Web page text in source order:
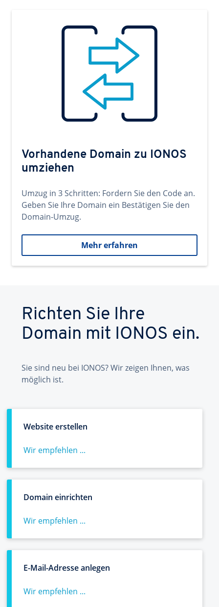
Vorhandene Domain zu IONOS
umziehen
Umzug in 3 Schritten: Fordern Sie den Code an.
Geben Sie Ihre Domain ein Bestätigen Sie den
Domain-Umzug.
Mehr erfahren
Richten Sie Ihre
Domain mit IONOS ein.
Sie sind neu bei IONOS? Wir zeigen Ihnen, was
möglich ist.
Website erstellen
Wir empfehlen ...
Domain einrichten
Wir empfehlen ...
E-Mail-Adresse anlegen
Wir empfehlen ...